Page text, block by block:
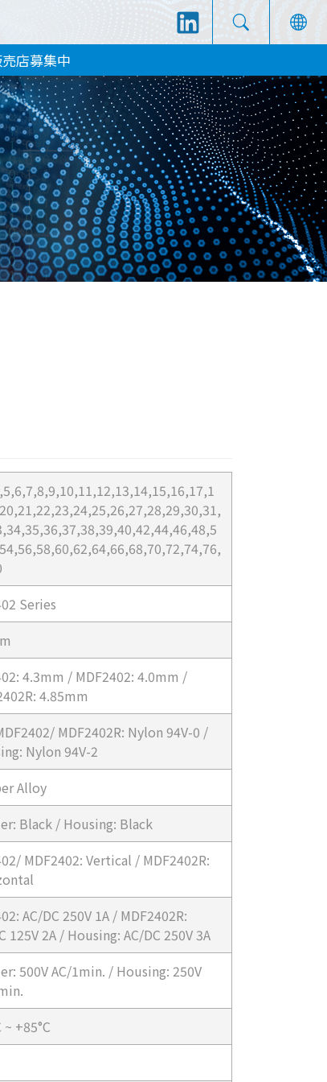
店募集中
Series
4.3mm / MDF2402: 4.0mm /
4.85mm
MDF2402R: Nylon 94V-0 /
Nylon 94V-2
Alloy
Black / Housing: Black
MDF2402: Vertical / MDF2402R:
AC/DC 250V 1A / MDF2402R:
125V 2A / Housing: AC/DC 250V 3A
500V AC/1min. / Housing: 250V
~ +85°C